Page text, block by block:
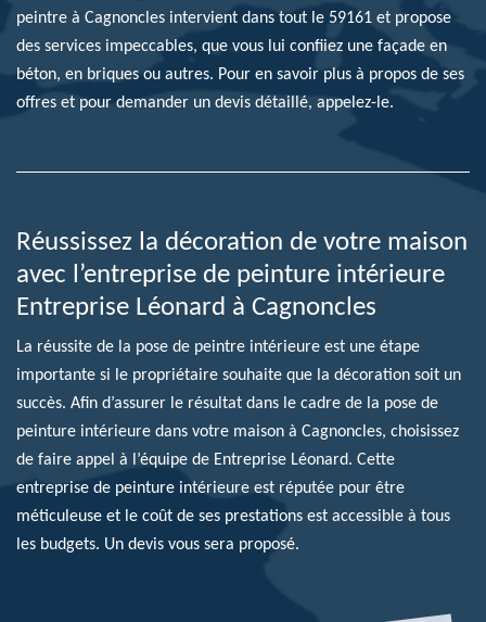
peintre à Cagnoncles intervient dans tout le 59161 et propose
des services impeccables, que vous lui confiiez une façade en
béton, en briques ou autres. Pour en savoir plus à propos de ses
offres et pour demander un devis détaillé, appelez-le.
Réussissez la décoration de votre maison
avec l’entreprise de peinture intérieure
Entreprise Léonard à Cagnoncles
La réussite de la pose de peintre intérieure est une étape
importante si le propriétaire souhaite que la décoration soit un
succès. Afin d’assurer le résultat dans le cadre de la pose de
peinture intérieure dans votre maison à Cagnoncles, choisissez
de faire appel à l’équipe de Entreprise Léonard. Cette
entreprise de peinture intérieure est réputée pour être
méticuleuse et le coût de ses prestations est accessible à tous
les budgets. Un devis vous sera proposé.